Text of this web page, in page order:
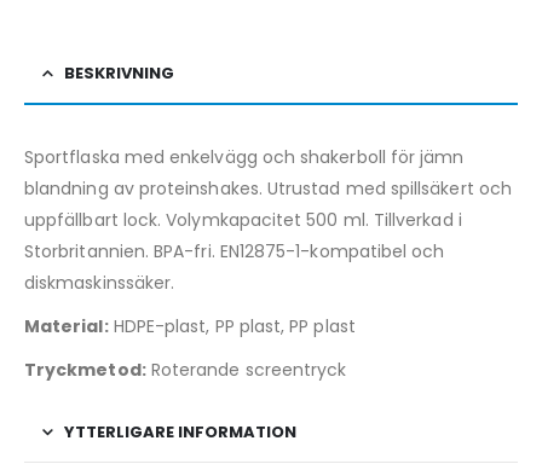
BESKRIVNING
Sportflaska med enkelvägg och shakerboll för jämn
blandning av proteinshakes. Utrustad med spillsäkert och
uppfällbart lock. Volymkapacitet 500 ml. Tillverkad i
Storbritannien. BPA-fri. EN12875-1-kompatibel och
diskmaskinssäker.
Material:HDPE-plast, PP plast, PP plast
Tryckmetod:Roterande screentryck
YTTERLIGARE INFORMATION